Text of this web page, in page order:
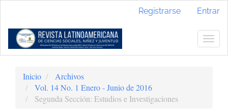
Contenido
principal
Barra
Registrarse Entrar
Inicio
Archivos
Vol. 14 No. 1 Enero - Junio de 2016
Segunda Sección: Estudios e Investigaciones